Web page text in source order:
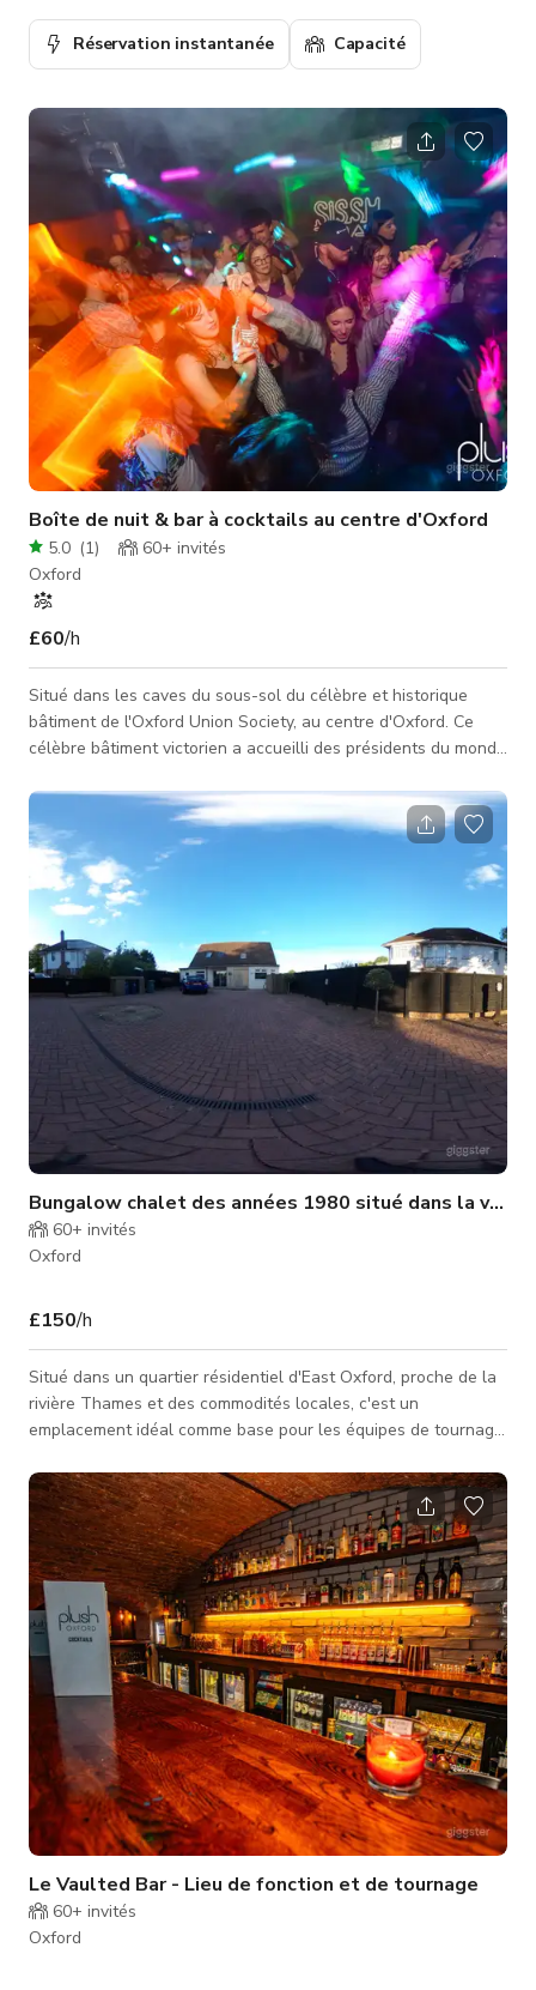
Réservation instantanée Capacité
Boîte de nuit & bar à cocktails au centre d'Oxford
5.0 (1) 60+ invités
Oxford
£60/h
Situé dans les caves du sous-sol du célèbre et historique
bâtiment de l'Oxford Union Society, au centre d'Oxford. Ce
célèbre bâtiment victorien a accueilli des présidents du monde
membres de la royauté. Plush est un bar chic et une boîte de
nuit, adapté pour des événements privés jusqu'à 360
personnes, des fêtes d'entreprise et privées, ainsi qu'un
excellent lieu de tournage pour des scènes de bar ou de boîte
de nuit
Bungalow chalet des années 1980 situé dans la ville
60+ invités
Oxford
£150/h
Situé dans un quartier résidentiel d'East Oxford, proche de la
rivière Thames et des commodités locales, c'est un
emplacement idéal comme base pour les équipes de tournage
Le Vaulted Bar - Lieu de fonction et de tournage
60+ invités
Oxford